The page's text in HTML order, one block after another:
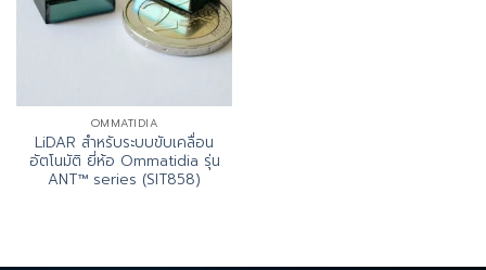
OMMATIDIA
LiDAR สำหรับระบบขับเคลื่อน
อัตโนมัติ ยี่ห้อ Ommatidia รุ่น
ANT™ series (SIT858)